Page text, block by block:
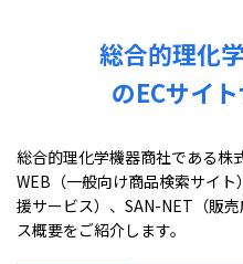
総合的理化
のECサイト
総合的理化学機器商社である株
WEB（一般向け商品検索サイ
援サービス）、SAN-NET（販
ス概要をご紹介します。